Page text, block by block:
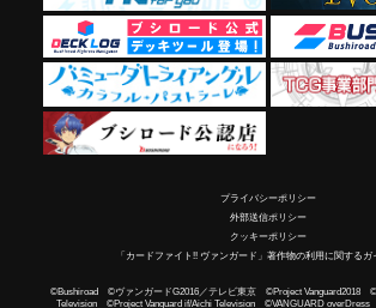
プライバシーポリシー
外部送信ポリシー
クッキーポリシー
「カードファイト!! ヴァンガード」著作物の利用に関するガ
©Bushiroad ©ヴァンガードG2016／テレビ東京 ©Project Vanguard2018
Television ©Project Vanguard if/Aichi Television ©VANGUARD overDress